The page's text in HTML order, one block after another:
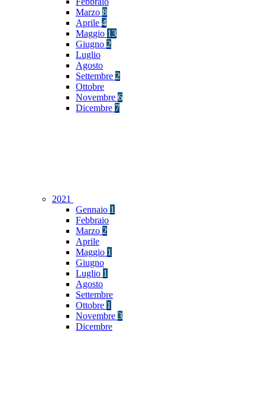
Marzo 8
Aprile 4
Maggio 13
Giugno 2
Luglio
Agosto
Settembre 2
Ottobre
Novembre 6
Dicembre 7
2021
Gennaio 1
Febbraio
Marzo 2
Aprile
Maggio 1
Giugno
Luglio 1
Agosto
Settembre
Ottobre 1
Novembre 3
Dicembre